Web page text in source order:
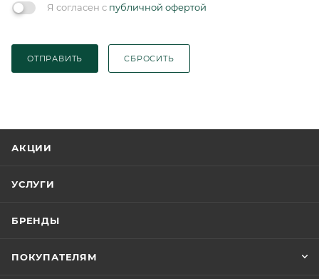
Я согласен с публичной офертой
ОТПРАВИТЬ СБРОСИТЬ
АКЦИИ
УСЛУГИ
БРЕНДЫ
ПОКУПАТЕЛЯМ